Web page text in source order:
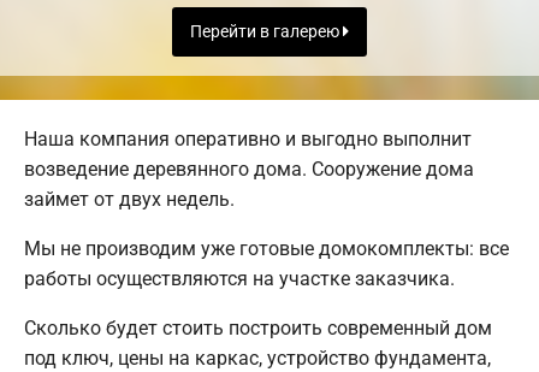
Перейти в галерею
Наша компания оперативно и выгодно выполнит
возведение деревянного дома. Сооружение дома
займет от двух недель.
Мы не производим уже готовые домокомплекты: все
работы осуществляются на участке заказчика.
Сколько будет стоить построить современный дом
под ключ, цены на каркас, устройство фундамента,